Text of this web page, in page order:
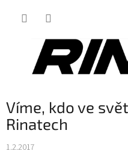
Víme, kdo ve
Rinatech
1.2.2017